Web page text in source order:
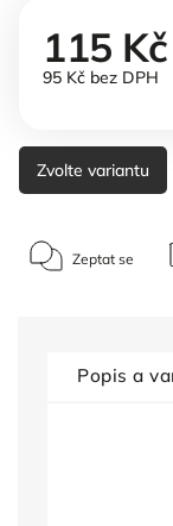
115 Kč
95 Kč bez DPH
Zvolte variantu
Zeptat se
Popis a